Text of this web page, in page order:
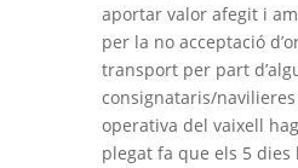
aportar valor afegit i
per la no acceptació
transport per part
consignataris/
operativa del vaixell
plegat fa que els 5 dies